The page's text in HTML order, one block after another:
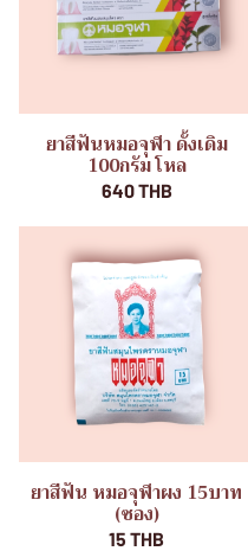
ยาสีฟันหมอจุฬา ดั้งเดิม
100กรัม โหล
640 THB
ยาสีฟัน หมอจุฬาผง 15บาท
(ซอง)
15 THB